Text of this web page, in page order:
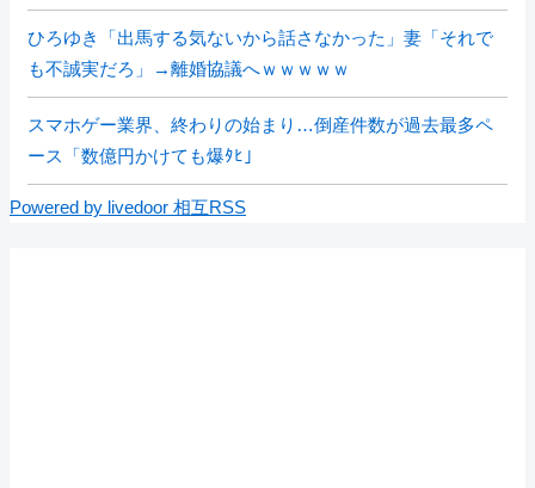
ひろゆき「出馬する気ないから話さなかった」妻「それで
も不誠実だろ」→離婚協議へｗｗｗｗｗ
スマホゲー業界、終わりの始まり…倒産件数が過去最多ペ
ース「数億円かけても爆ﾀﾋ」
Powered by livedoor 相互RSS